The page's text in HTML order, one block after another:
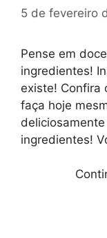
5 de fevereiro
Pense em
ingredientes!
existe! Confira
faça hoje
ingredientes!